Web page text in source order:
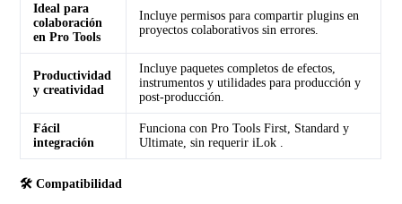
Ideal para
colaboración
en Pro Tools
Incluye permisos para compartir plugins en
proyectos colaborativos sin errores.
Productividad
y creatividad
Incluye paquetes completos de efectos,
instrumentos y utilidades para producción y
post-producción.
Fácil
integración
Funciona con Pro Tools First, Standard y
Ultimate, sin requerir iLok .
🛠️ Compatibilidad